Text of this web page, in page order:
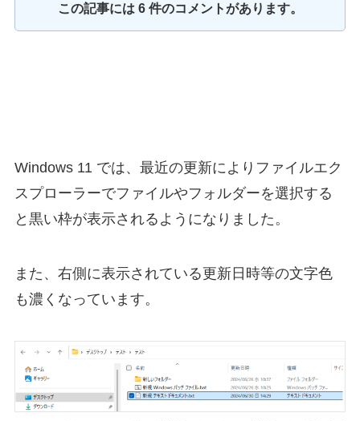
この記事には 6 件のコメントがあります。
Windows 11 では、最近の更新によりファイルエク
スプローラーでファイルやフォルダーを選択する
と黒い枠が表示されるようになりました。
また、右側に表示されている更新日時等の文字色
も濃くなっています。